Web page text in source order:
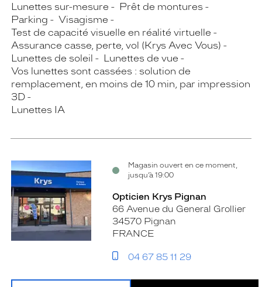
Lunettes sur-mesure
Prêt de montures
Parking
Visagisme
Test de capacité visuelle en réalité virtuelle
Assurance casse, perte, vol (Krys Avec Vous)
Lunettes de soleil
Lunettes de vue
Vos lunettes sont cassées : solution de
remplacement, en moins de 10 min, par impression
3D
Lunettes IA
Magasin ouvert en ce moment,
jusqu’à 19:00
Opticien Krys Pignan
66 Avenue du General Grollier
34570 Pignan
FRANCE
04 67 85 11 29